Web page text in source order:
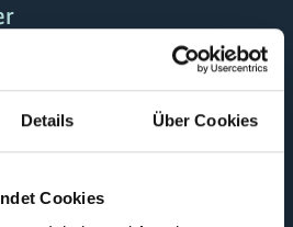
Details Über Cookies
Cookies
Partner